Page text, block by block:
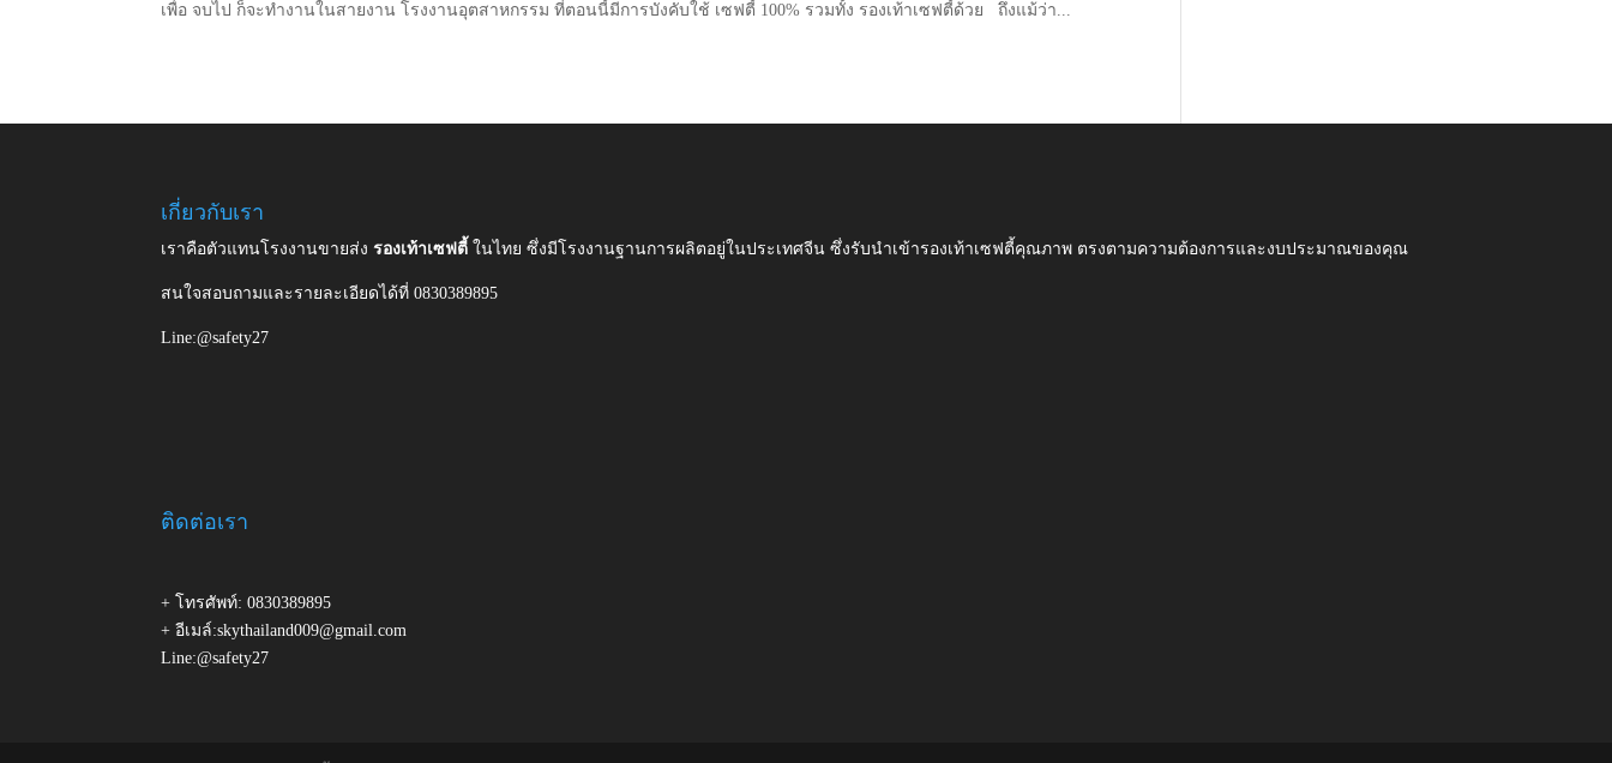
เพื่อ จบไป ก็จะทำงานในสายงาน โรงงานอุตสาหกรรม ที่ตอนนี้มีการบังคับใช้ เซฟตี้ 100% รวมทั้ง รองเท้าเซฟตี้ด้วย ถึงแม้ว่า...
เกี่ยวกับเรา
เราคือตัวแทนโรงงานขายส่งรองเท้าเซฟตี้ในไทย ซึ่งมีโรงงานฐานการผลิตอยู่ในประเทศจีน ซึ่งรับนำเข้ารองเท้าเซฟตี้คุณภาพ ตรงตามความต้องการและงบประมาณของคุณ
สนใจสอบถามและรายละเอียดได้ที่ 0830389895
Line:@safety27
ติดต่อเรา
+ โทรศัพท์: 0830389895
+ อีเมล์:skythailand009@gmail.com
Line:@safety27